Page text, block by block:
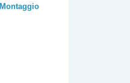
Montaggio